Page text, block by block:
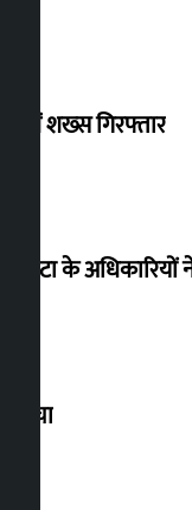
में शख्स गिरफ्तार
मेटा के
पहुंचा